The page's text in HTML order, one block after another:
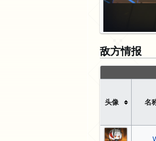
敌方情报
头像 名